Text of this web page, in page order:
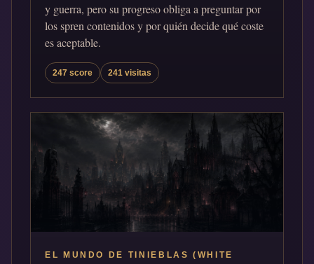
y guerra, pero su progreso obliga a preguntar por
los spren contenidos y por quién decide qué coste
es aceptable.
247 score 241 visitas
EL MUNDO DE TINIEBLAS (WHITE